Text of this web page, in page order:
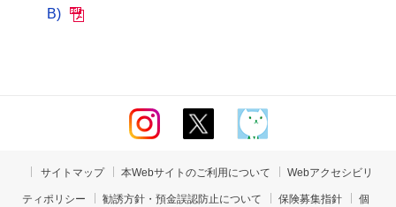
B)
サイトマップ 本Webサイトのご利用について Webアクセシビリ
ティポリシー 勧誘方針・預金誤認防止について 保険募集指針 個